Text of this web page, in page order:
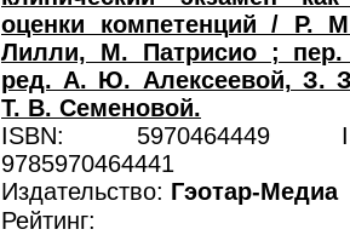
оценки компетенций / Р.
Лилли, М. Патрисио ;
ред. А. Ю. Алексеевой, З.
Т. В. Семеновой.
ISBN: 5970464449
9785970464441
Издательство: Гэотар-Медиа
Рейтинг: